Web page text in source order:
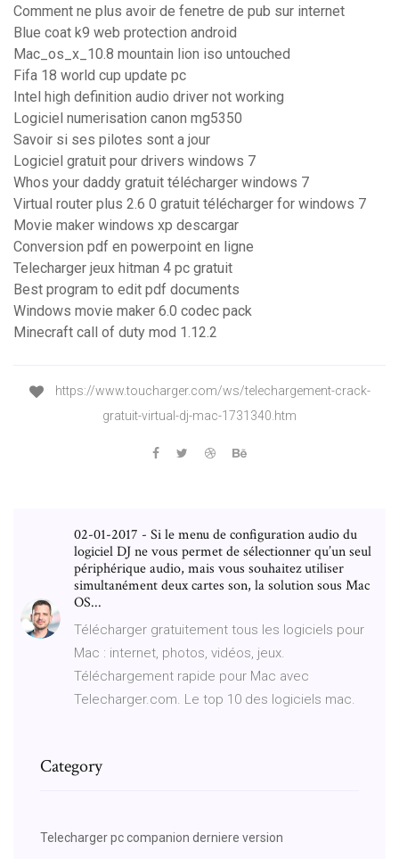
Comment ne plus avoir de fenetre de pub sur internet
Blue coat k9 web protection android
Mac_os_x_10.8 mountain lion iso untouched
Fifa 18 world cup update pc
Intel high definition audio driver not working
Logiciel numerisation canon mg5350
Savoir si ses pilotes sont a jour
Logiciel gratuit pour drivers windows 7
Whos your daddy gratuit télécharger windows 7
Virtual router plus 2.6 0 gratuit télécharger for windows 7
Movie maker windows xp descargar
Conversion pdf en powerpoint en ligne
Telecharger jeux hitman 4 pc gratuit
Best program to edit pdf documents
Windows movie maker 6.0 codec pack
Minecraft call of duty mod 1.12.2
https://www.toucharger.com/ws/telechargement-crack-
gratuit-virtual-dj-mac-1731340.htm
02-01-2017 - Si le menu de configuration audio du
logiciel DJ ne vous permet de sélectionner qu’un seul
périphérique audio, mais vous souhaitez utiliser
simultanément deux cartes son, la solution sous Mac
OS...
Télécharger gratuitement tous les logiciels pour
Mac : internet, photos, vidéos, jeux.
Téléchargement rapide pour Mac avec
Telecharger.com. Le top 10 des logiciels mac.
Category
Telecharger pc companion derniere version